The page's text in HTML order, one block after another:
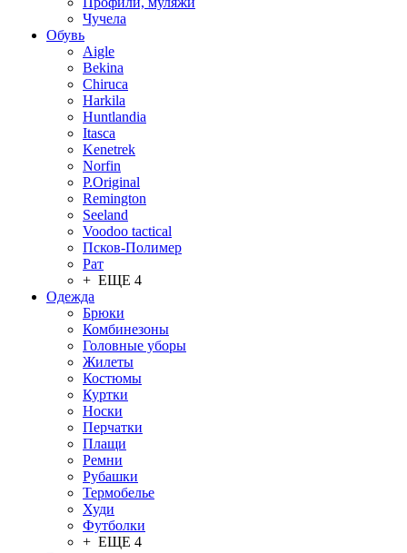
Чучела
Обувь
Aigle
Bekina
Chiruсa
Harkila
Huntlandia
Itasca
Kenetrek
Norfin
P.Original
Remington
Seeland
Voodoo tactical
Псков-Полимер
Рат
+ ЕЩЕ 4
Одежда
Брюки
Комбинезоны
Головные уборы
Жилеты
Костюмы
Куртки
Носки
Перчатки
Плащи
Ремни
Рубашки
Термобелье
Худи
Футболки
+ ЕЩЕ 4